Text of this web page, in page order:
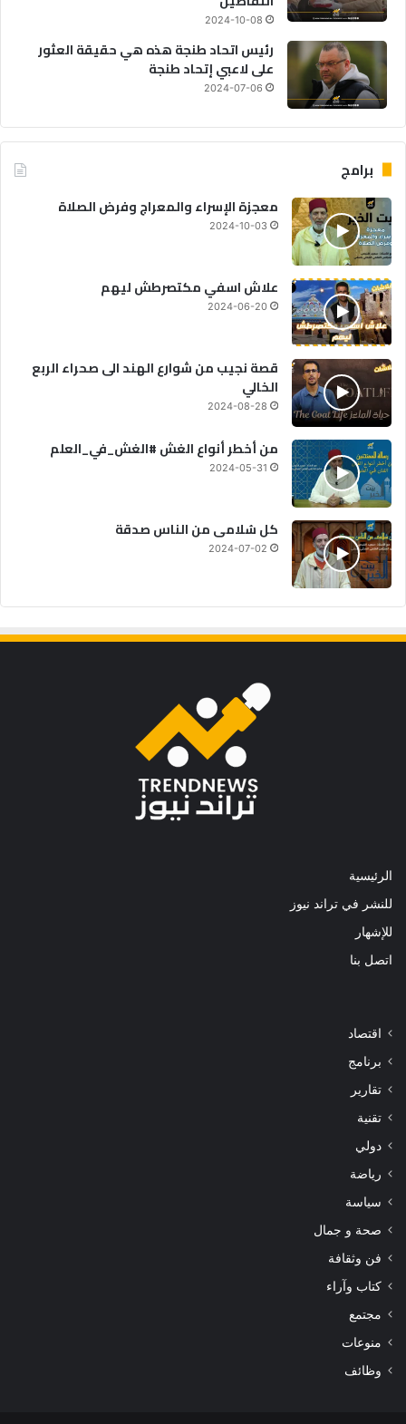
2024-10-08
رئيس اتحاد طنجة هذه هي حقيقة العثور
على لاعبي إتحاد طنجة
2024-07-06
برامج
معجزة الإسراء والمعراج وفرض الصلاة
2024-10-03
علاش اسفي مكتصرطش ليهم
2024-06-20
قصة نجيب من شوارع الهند الى صحراء الربع
الخالي
2024-08-28
من أخطر أنواع الغش #الغش_في_العلم
2024-05-31
كل سُلامى من الناس صدقة
2024-07-02
الرئيسية
للنشر في تراند نيوز
للإشهار
اتصل بنا
اقتصاد
برنامج
تقارير
تقنية
دولي
رياضة
سياسة
صحة و جمال
فن وثقافة
كتاب وآراء
مجتمع
منوعات
وظائف